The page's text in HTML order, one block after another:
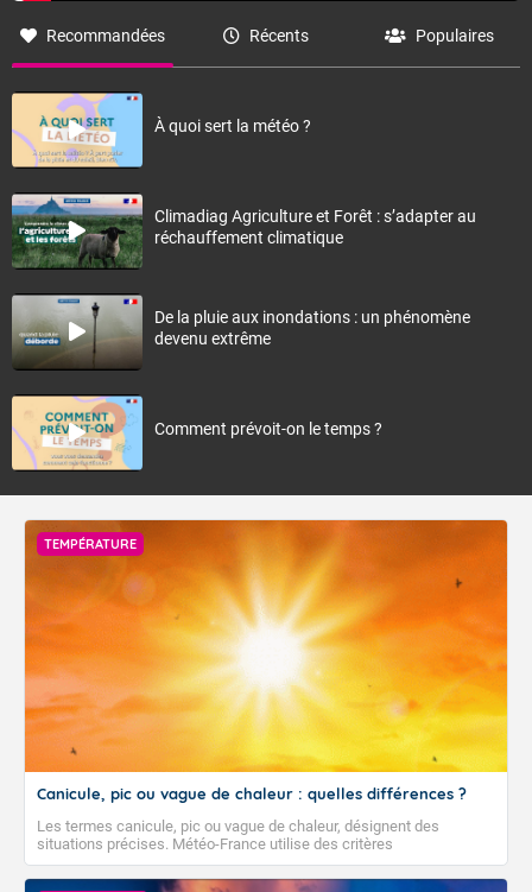
Recommandées Récents Populaires
À quoi sert la météo ?
Climadiag Agriculture et Forêt : s’adapter au
réchauffement climatique
De la pluie aux inondations : un phénomène
devenu extrême
Comment prévoit-on le temps ?
TEMPÉRATURE
Canicule, pic ou vague de chaleur : quelles différences ?
Les termes canicule, pic ou vague de chaleur, désignent des
situations précises. Météo-France utilise des critères
climatologiques pour évaluer et qualifier les épisodes de chaleur qui
peuvent avoir des impacts sanitaires et socio-économiques